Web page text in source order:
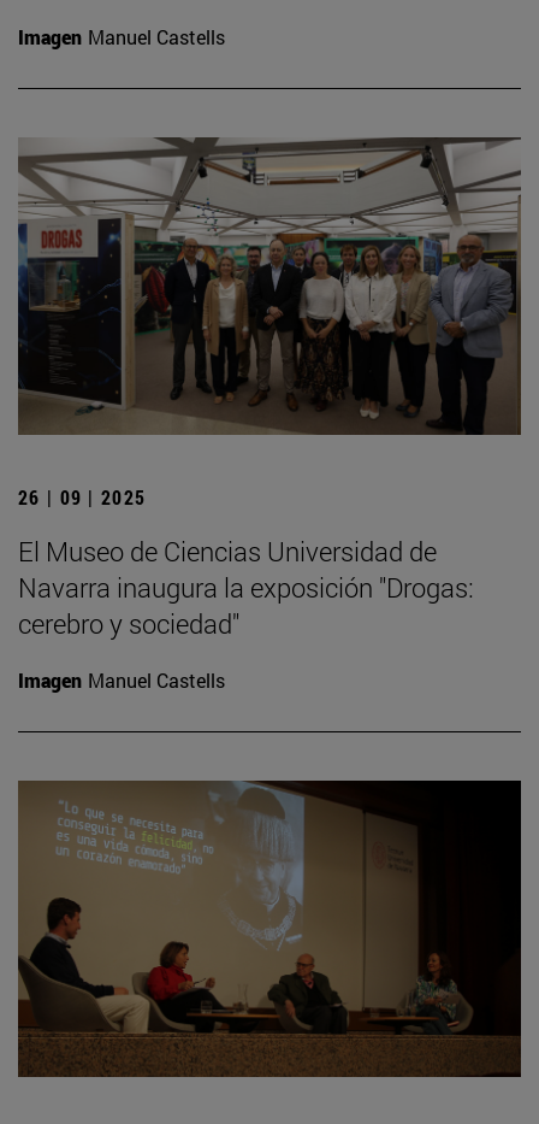
Imagen Manuel Castells
26 | 09 | 2025
El Museo de Ciencias Universidad de
Navarra inaugura la exposición "Drogas:
cerebro y sociedad"
Imagen Manuel Castells